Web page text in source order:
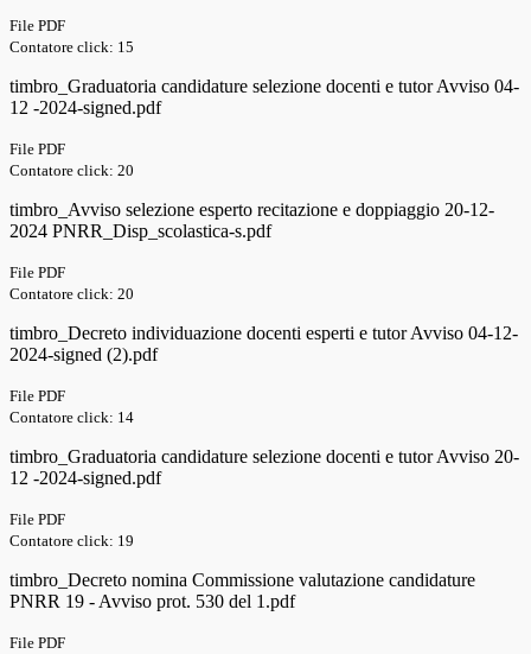
File PDF
Contatore click: 15
timbro_Graduatoria candidature selezione docenti e tutor Avviso 04-
12 -2024-signed.pdf
File PDF
Contatore click: 20
timbro_Avviso selezione esperto recitazione e doppiaggio 20-12-
2024 PNRR_Disp_scolastica-s.pdf
File PDF
Contatore click: 20
timbro_Decreto individuazione docenti esperti e tutor Avviso 04-12-
2024-signed (2).pdf
File PDF
Contatore click: 14
timbro_Graduatoria candidature selezione docenti e tutor Avviso 20-
12 -2024-signed.pdf
File PDF
Contatore click: 19
timbro_Decreto nomina Commissione valutazione candidature
PNRR 19 - Avviso prot. 530 del 1.pdf
File PDF